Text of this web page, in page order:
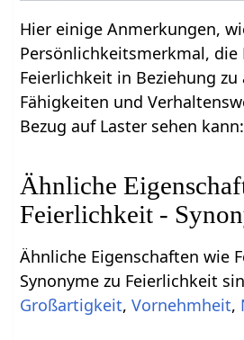
Hier einige Anmerkungen,
Persönlichkeitsmerkmal, die
Feierlichkeit in Beziehung zu
Fähigkeiten und
Bezug auf Laster sehen kann:
Ähnliche
Feierlichkeit -
Ähnliche Eigenschaften wie
Synonyme zu Feierlichkeit
Großartigkeit,Vornehmheit,